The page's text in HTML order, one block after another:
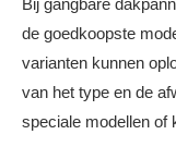
Bij gangbare
de goedkoopste
varianten kunnen
van het type en de
speciale modellen of